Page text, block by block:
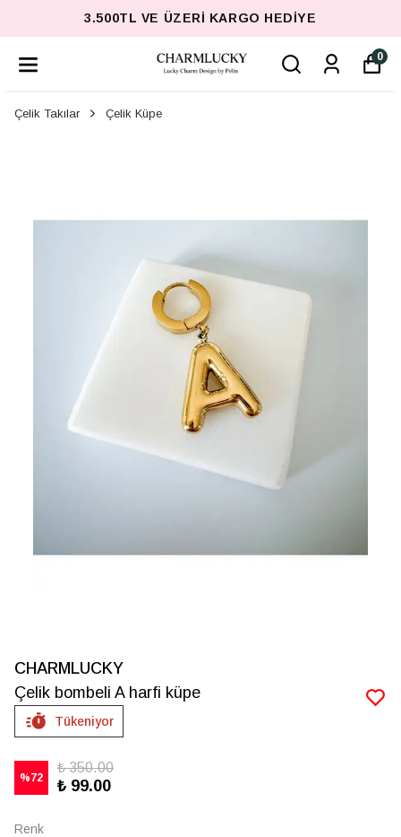
3.500TL VE ÜZERI KARGO HEDIYE
0
Çelik Takılar Çelik Küpe
CHARMLUCKY
Çelik bombeli A harfi küpe
Tükeniyor
%72
₺ 350.00
₺ 99.00
Renk